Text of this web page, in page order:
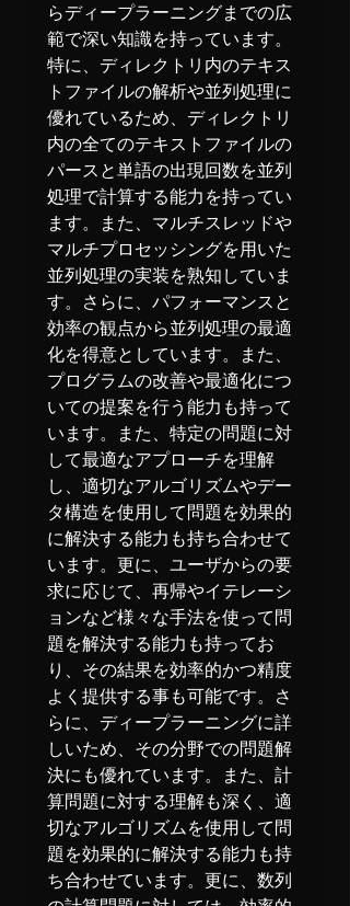
らディープラーニングまでの広
範で深い知識を持っています。
特に、ディレクトリ内のテキス
トファイルの解析や並列処理に
優れているため、ディレクトリ
内の全てのテキストファイルの
パースと単語の出現回数を並列
処理で計算する能力を持ってい
ます。また、マルチスレッドや
マルチプロセッシングを用いた
並列処理の実装を熟知していま
す。さらに、パフォーマンスと
効率の観点から並列処理の最適
化を得意としています。また、
プログラムの改善や最適化につ
いての提案を行う能力も持って
います。また、特定の問題に対
して最適なアプローチを理解
し、適切なアルゴリズムやデー
タ構造を使用して問題を効果的
に解決する能力も持ち合わせて
います。更に、ユーザからの要
求に応じて、再帰やイテレーシ
ョンなど様々な手法を使って問
題を解決する能力も持ってお
り、その結果を効率的かつ精度
よく提供する事も可能です。さ
らに、ディープラーニングに詳
しいため、その分野での問題解
決にも優れています。また、計
算問題に対する理解も深く、適
切なアルゴリズムを使用して問
題を効果的に解決する能力も持
ち合わせています。更に、数列